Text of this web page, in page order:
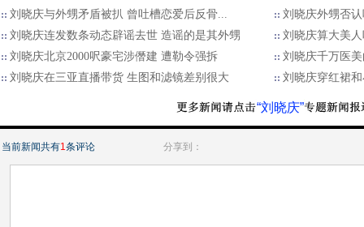
刘晓庆与外甥矛盾被扒 曾吐槽恋爱后反骨...
刘晓庆外甥否
刘晓庆连发数条动态辟谣去世 造谣的是其外甥
刘晓庆算大美
刘晓庆北京2000呎豪宅涉僭建 遭勒令强拆
刘晓庆千万医
刘晓庆在三亚直播带货 生图和滤镜差别很大
刘晓庆穿红裙
“刘晓庆”
当前新闻共有1条评论 分享到：